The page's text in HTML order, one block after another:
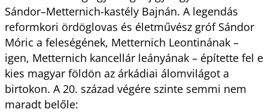
Sándor–­Metternich-kastély Bajnán. A legendás
reformkori ördöglovas és életművész gróf Sándor
Móric a feleségének, Metternich Leontinának –
igen, Metternich kancellár leányának – építette fel e
kies magyar földön az árkádiai álomvilágot a
birtokon. A 20. század végére szinte semmi nem
maradt belőle: